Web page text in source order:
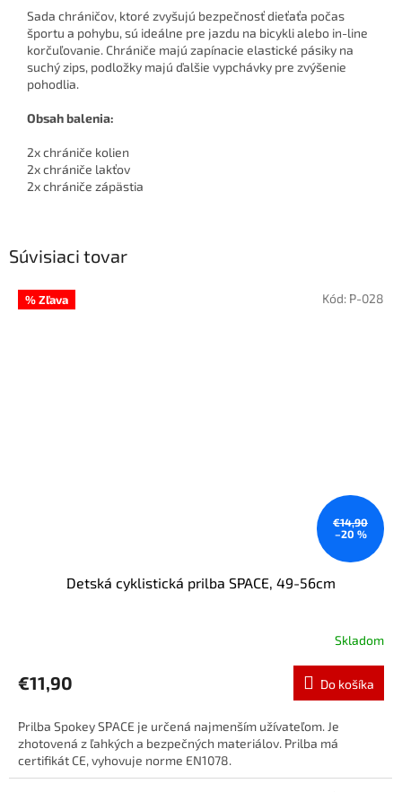
Sada chráničov, ktoré zvyšujú bezpečnosť dieťaťa počas
športu a pohybu, sú ideálne pre jazdu na bicykli alebo in-line
korčuľovanie. Chrániče majú zapínacie elastické pásiky na
suchý zips, podložky majú ďalšie vypchávky pre zvýšenie
pohodlia.
Obsah balenia:
2x chrániče kolien
2x chrániče lakťov
2x chrániče zápästia
Súvisiaci tovar
% Zľava
€14,90
–20 %
Detská cyklistická prilba SPACE, 49-56cm
Skladom
€11,90 Do košíka
Prilba Spokey SPACE je určená najmenším užívateľom. Je
zhotovená z ľahkých a bezpečných materiálov. Prilba má
certifikát CE, vyhovuje norme EN1078.
Kód: P-028